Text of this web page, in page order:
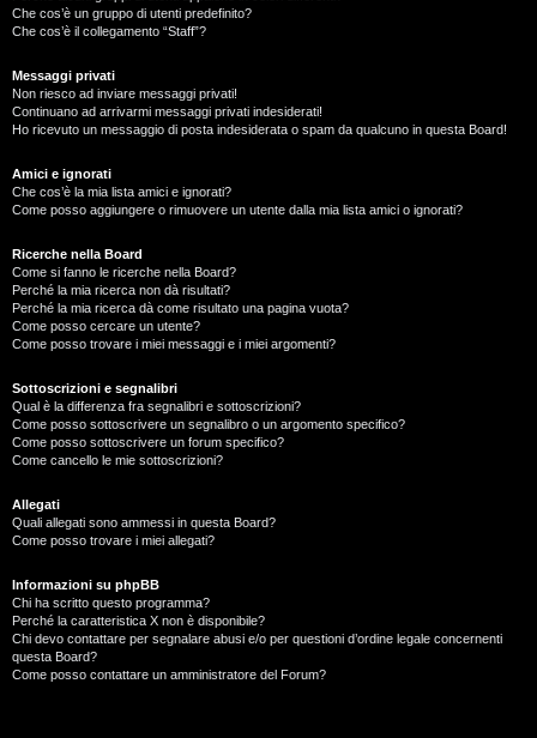
Che cos’è un gruppo di utenti predefinito?
Che cos’è il collegamento “Staff”?
Messaggi privati
Non riesco ad inviare messaggi privati!
Continuano ad arrivarmi messaggi privati indesiderati!
Ho ricevuto un messaggio di posta indesiderata o spam da qualcuno in questa Board!
Amici e ignorati
Che cos’è la mia lista amici e ignorati?
Come posso aggiungere o rimuovere un utente dalla mia lista amici o ignorati?
Ricerche nella Board
Come si fanno le ricerche nella Board?
Perché la mia ricerca non dà risultati?
Perché la mia ricerca dà come risultato una pagina vuota?
Come posso cercare un utente?
Come posso trovare i miei messaggi e i miei argomenti?
Sottoscrizioni e segnalibri
Qual è la differenza fra segnalibri e sottoscrizioni?
Come posso sottoscrivere un segnalibro o un argomento specifico?
Come posso sottoscrivere un forum specifico?
Come cancello le mie sottoscrizioni?
Allegati
Quali allegati sono ammessi in questa Board?
Come posso trovare i miei allegati?
Informazioni su phpBB
Chi ha scritto questo programma?
Perché la caratteristica X non è disponibile?
Chi devo contattare per segnalare abusi e/o per questioni d’ordine legale concernenti
questa Board?
Come posso contattare un amministratore del Forum?